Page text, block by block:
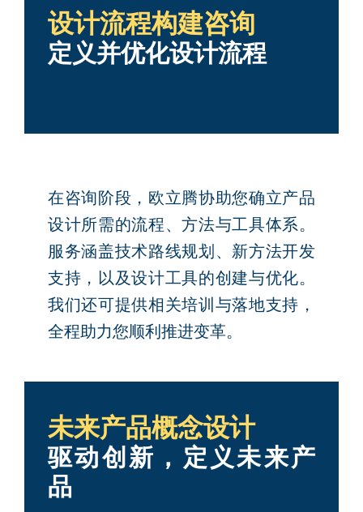
设计流程构建咨询
定义并优化设计流程
在咨询阶段，欧立腾协助您确立产品
设计所需的流程、方法与工具体系。
服务涵盖技术路线规划、新方法开发
支持，以及设计工具的创建与优化。
我们还可提供相关培训与落地支持，
全程助力您顺利推进变革。
未来产品概念设计
驱动创新，定义未来产
品